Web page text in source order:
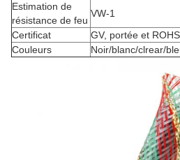
Estimation de
résistance de feu
VW-1
Certificat
GV, portée et ROHS
Couleurs
Noir/blanc/clrear/